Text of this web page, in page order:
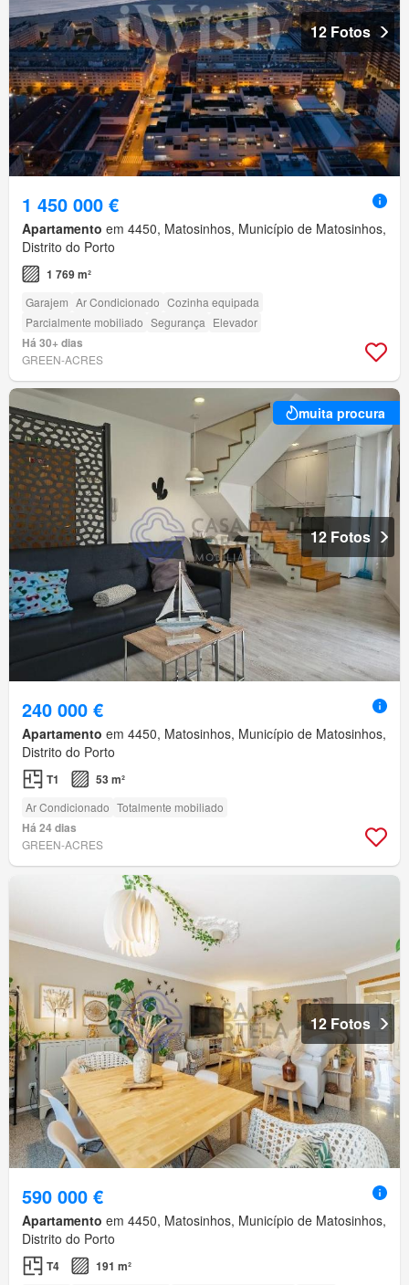
12 Fotos
1 450 000 €
Apartamento em 4450, Matosinhos, Município de Matosinhos,
Distrito do Porto
1 769 m²
Garajem Ar Condicionado Cozinha equipada
Parcialmente mobiliado Segurança Elevador
Há 30+ dias
GREEN-ACRES
muita procura
12 Fotos
240 000 €
Apartamento em 4450, Matosinhos, Município de Matosinhos,
Distrito do Porto
T1 53 m²
Ar Condicionado Totalmente mobiliado
Há 24 dias
GREEN-ACRES
12 Fotos
590 000 €
Apartamento em 4450, Matosinhos, Município de Matosinhos,
Distrito do Porto
T4 191 m²